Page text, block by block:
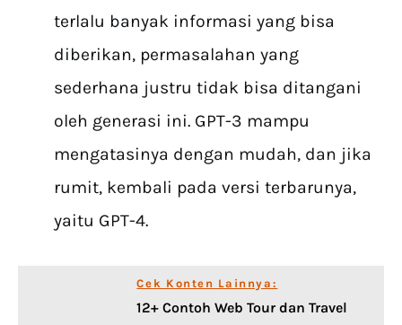
terlalu banyak informasi yang bisa
diberikan, permasalahan yang
sederhana justru tidak bisa ditangani
oleh generasi ini. GPT-3 mampu
mengatasinya dengan mudah, dan jika
rumit, kembali pada versi terbarunya,
yaitu GPT-4.
Cek Konten Lainnya:
12+ Contoh Web Tour dan Travel